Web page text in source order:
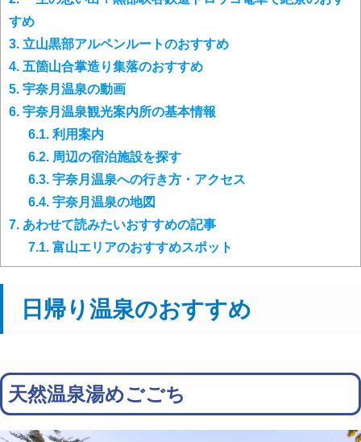
すめ
3. 立山黒部アルペンルートのおすすめ
4. 五箇山合掌造り集落のおすすめ
5. 宇奈月温泉の動画
6. 宇奈月温泉観光案内所の基本情報
6.1. 利用案内
6.2. 周辺の宿泊施設を探す
6.3. 宇奈月温泉への行き方・アクセス
6.4. 宇奈月温泉の地図
7. あわせて読みたいおすすめの記事
7.1. 富山エリアのおすすめスポット
日帰り温泉のおすすめ
天然温泉湯めごごち